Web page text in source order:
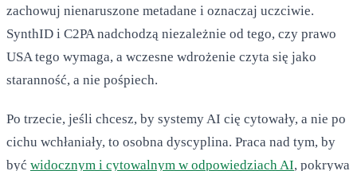
zachowuj nienaruszone metadane i oznaczaj uczciwie.
SynthID i C2PA nadchodzą niezależnie od tego, czy prawo
USA tego wymaga, a wczesne wdrożenie czyta się jako
staranność, a nie pośpiech.
Po trzecie, jeśli chcesz, by systemy AI cię cytowały, a nie po
cichu wchłaniały, to osobna dyscyplina. Praca nad tym, by
być widocznym i cytowalnym w odpowiedziach AI, pokrywa